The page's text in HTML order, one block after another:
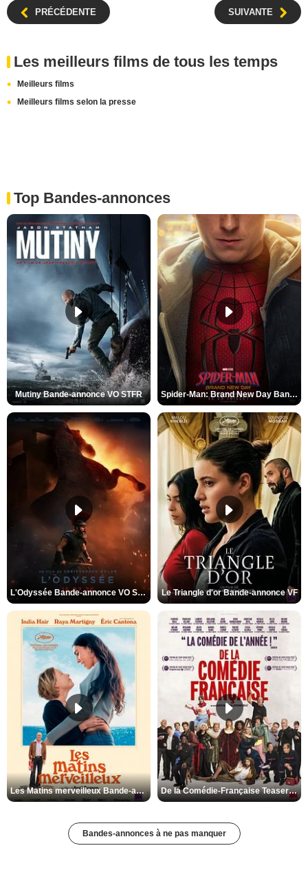
PRÉCÉDENTE SUIVANTE
Les meilleurs films de tous les temps
Meilleurs films
Meilleurs films selon la presse
Top Bandes-annonces
Mutiny Bande-annonce VO STFR Spider-Man: Brand New Day Bande-annonce VO STFR
L'Odyssée Bande-annonce VO STFR Le Triangle d'or Bande-annonce VF
Les Matins merveilleux Bande-annonce VF De la Comédie-Française Teaser VF
Bandes-annonces à ne pas manquer